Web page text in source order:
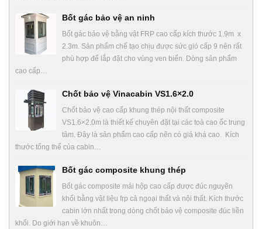
Bốt gác bảo vệ an ninh
Bốt gác bảo vệ bằng vật FRP cao cấp kích thước 1.9m x
2.3m. Sản phẩm chế tạo chịu được sức gió cấp 9 nên rất
phù hợp để lắp đặt cho vùng ven biển. Dòng sản phẩm
cao cấp…
Chốt bảo vệ Vinacabin VS1.6×2.0
Chốt bảo vệ cao cấp khung thép nội thất composite
VS1.6×2.0m là thiết kế chuyên đặt tại các toà cao ốc trung
tâm. Đây là sản phẩm cao cấp nên có giá khá cao. Kích
thước tổng thể của cabin…
Bốt gác composite khung thép
Bốt gác composite mái hộp cao cấp được đúc nguyên
khối bằng vật liệu frp cả ngoại thất và nội thất. Kích thước
cabin lớn nhất trong dòng chốt bảo vệ composite đúc liền
khối. Do giới hạn về khuôn…